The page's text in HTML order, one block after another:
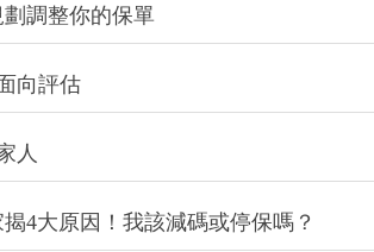
調整你的保單
向評估
人
4大原因！我該減碼或停保嗎？